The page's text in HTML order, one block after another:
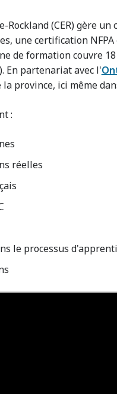
(CER) gère
une certification
de formation couvre
En partenariat avec l'
province, ici même
:
réelles
le processus